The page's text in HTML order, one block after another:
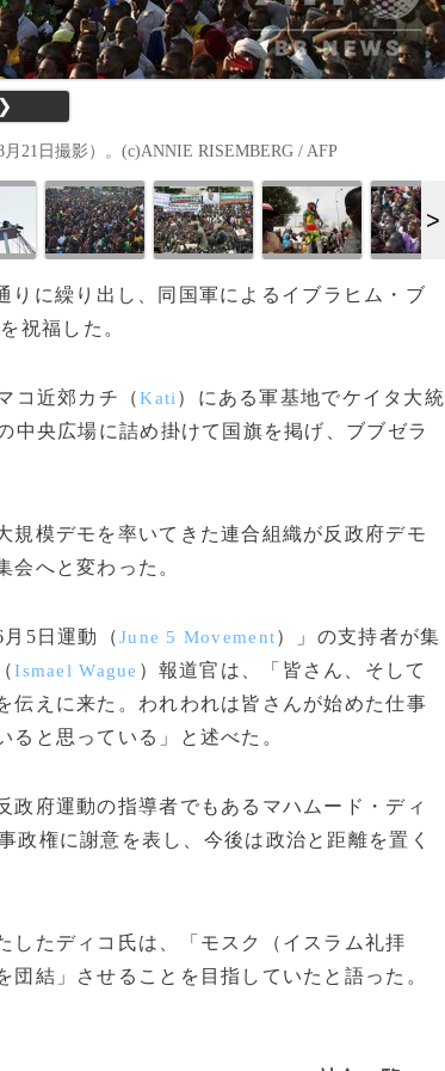
❯
21日撮影）。(c)ANNIE RISEMBERG / AFP
りに繰り出し、同国軍によるイブラヒム・ブ
祝福した。
コ近郊カチ（Kati ）にある軍基地でケイタ大統
中央広場に詰め掛けて国旗を掲げ、ブブゼラ
模デモを率いてきた連合組織が反政府デモ
会へと変わった。
5日運動（June 5 Movement）」の支持者が集
Ismael Wague ）報道官は、「皆さん、そして
伝えに来た。われわれは皆さんが始めた仕事
と思っている」と述べた。
府運動の指導者でもあるマハムード・ディ
政権に謝意を表し、今後は政治と距離を置く
たディコ氏は、「モスク（イスラム礼拝
結」させることを目指していたと語った。